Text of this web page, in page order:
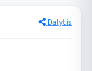
Dalytis